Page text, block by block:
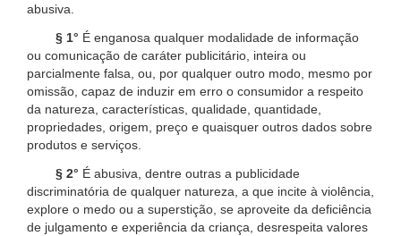
abusiva.
§ 1° É enganosa qualquer modalidade de informação
ou comunicação de caráter publicitário, inteira ou
parcialmente falsa, ou, por qualquer outro modo, mesmo por
omissão, capaz de induzir em erro o consumidor a respeito
da natureza, características, qualidade, quantidade,
propriedades, origem, preço e quaisquer outros dados sobre
produtos e serviços.
§ 2° É abusiva, dentre outras a publicidade
discriminatória de qualquer natureza, a que incite à violência,
explore o medo ou a superstição, se aproveite da deficiência
de julgamento e experiência da criança, desrespeita valores